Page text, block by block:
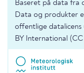
Baseret på data fra
Data og produkter
offentlige
BY International (CC